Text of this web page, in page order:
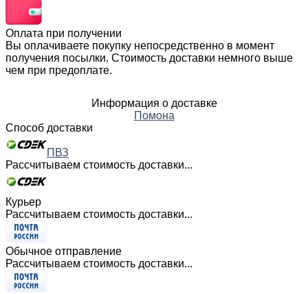
Оплата при получении
Вы оплачиваете покупку непосредственно в момент
получения посылки. Стоимость доставки немного выше
чем при предоплате.
Информация о доставке
Помона
Способ доставки
ПВЗ
Рассчитываем стоимость доставки...
Курьер
Рассчитываем стоимость доставки...
Обычное отправление
Рассчитываем стоимость доставки...